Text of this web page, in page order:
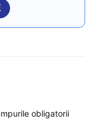
obligatorii